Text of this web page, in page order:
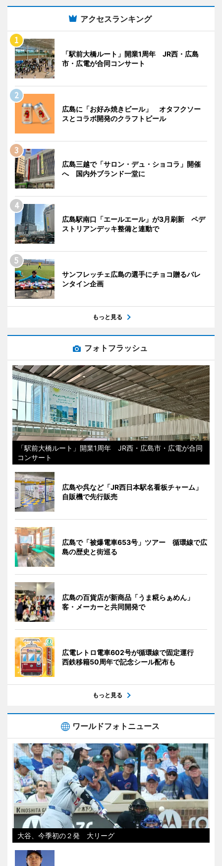
アクセスランキング
「駅前大橋ルート」開業1周年 JR西・広島
市・広電が合同コンサート
広島に「お好み焼きビール」 オタフクソー
スとコラボ開発のクラフトビール
広島三越で「サロン・デュ・ショコラ」開催
へ 国内外ブランド一堂に
広島駅南口「エールエール」が3月刷新 ペデ
ストリアンデッキ整備と連動で
サンフレッチェ広島の選手にチョコ贈るバレ
ンタイン企画
もっと見る
フォトフラッシュ
「駅前大橋ルート」開業1周年 JR西・広島市・広電が合同
コンサート
広島や呉など「JR西日本駅名看板チャーム」
自販機で先行販売
広島で「被爆電車653号」ツアー 循環線で広
島の歴史と街巡る
広島の百貨店が新商品「うま糀らぁめん」
客・メーカーと共同開発で
広電レトロ電車602号が循環線で固定運行
西鉄移籍50周年で記念シール配布も
もっと見る
ワールドフォトニュース
大谷、今季初の２発 大リーグ